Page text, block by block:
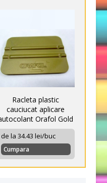
Racleta plastic
cauciucat aplicare
Orafol Gold
de la 34.43 lei/buc
Cumpara